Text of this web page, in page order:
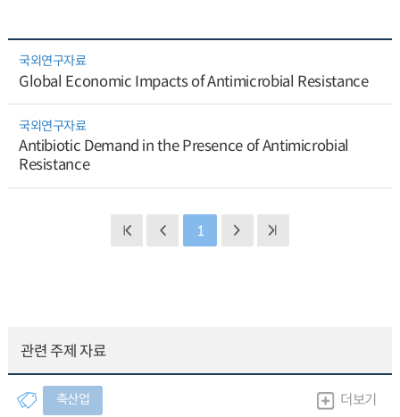
국외연구자료
Global Economic Impacts of Antimicrobial Resistance
국외연구자료
Antibiotic Demand in the Presence of Antimicrobial
Resistance
1
관련 주제 자료
축산업 더보기